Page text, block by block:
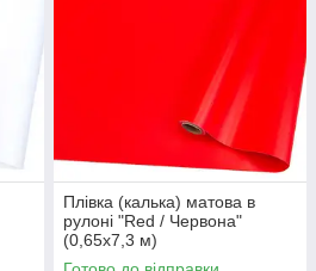
Плівка (калька) матова в
рулоні "Red / Червона"
(0,65х7,3 м)